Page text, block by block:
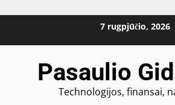
7 rugpjūčio, 2026
Pasaulio
Technologijos, finansai,